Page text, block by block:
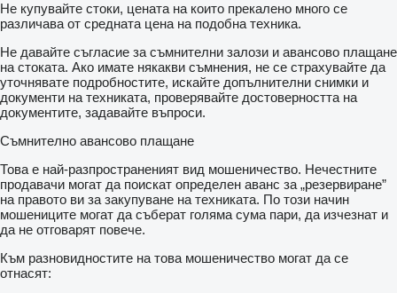
Не купувайте стоки, цената на които прекалено много се
различава от средната цена на подобна техника.
Не давайте съгласие за съмнителни залози и авансово плащане
на стоката. Ако имате някакви съмнения, не се страхувайте да
уточнявате подробностите, искайте допълнителни снимки и
документи на техниката, проверявайте достоверността на
документите, задавайте въпроси.
Съмнително авансово плащане
Това е най-разпространеният вид мошеничество. Нечестните
продавачи могат да поискат определен аванс за „резервиране”
на правото ви за закупуване на техниката. По този начин
мошениците могат да съберат голяма сума пари, да изчезнат и
да не отговарят повече.
Към разновидностите на това мошеничество могат да се
отнасят: